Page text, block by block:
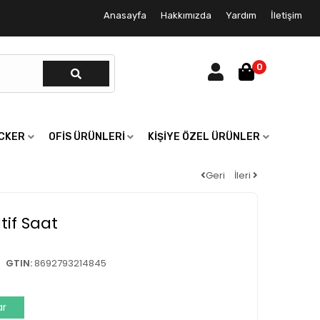
Anasayfa Hakkımızda Yardım İletişim
0
OFIS ÜRÜNLERI KIŞIYE ÖZEL ÜRÜNLER
Geri İleri
Saat
GTIN:8692793214845